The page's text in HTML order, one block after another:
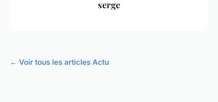
serge
← Voir tous les articles Actu